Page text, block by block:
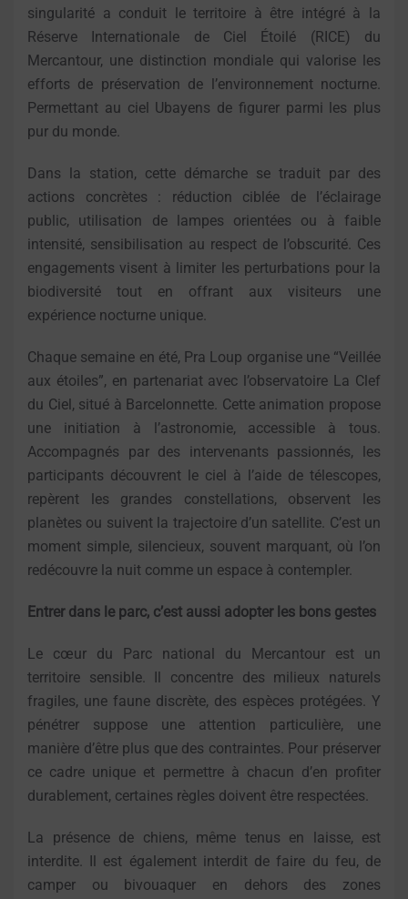
singularité a conduit le territoire à être intégré à la
Réserve Internationale de Ciel Étoilé (RICE) du
Mercantour, une distinction mondiale qui valorise les
efforts de préservation de l’environnement nocturne.
Permettant au ciel Ubayens de figurer parmi les plus
pur du monde.
Dans la station, cette démarche se traduit par des
actions concrètes : réduction ciblée de l’éclairage
public, utilisation de lampes orientées ou à faible
intensité, sensibilisation au respect de l’obscurité. Ces
engagements visent à limiter les perturbations pour la
biodiversité tout en offrant aux visiteurs une
expérience nocturne unique.
Chaque semaine en été, Pra Loup organise une “Veillée
aux étoiles”, en partenariat avec l’observatoire La Clef
du Ciel, situé à Barcelonnette. Cette animation propose
une initiation à l’astronomie, accessible à tous.
Accompagnés par des intervenants passionnés, les
participants découvrent le ciel à l’aide de télescopes,
repèrent les grandes constellations, observent les
planètes ou suivent la trajectoire d’un satellite. C’est un
moment simple, silencieux, souvent marquant, où l’on
redécouvre la nuit comme un espace à contempler.
Entrer dans le parc, c’est aussi adopter les bons gestes
Le cœur du Parc national du Mercantour est un
territoire sensible. Il concentre des milieux naturels
fragiles, une faune discrète, des espèces protégées. Y
pénétrer suppose une attention particulière, une
manière d’être plus que des contraintes. Pour préserver
ce cadre unique et permettre à chacun d’en profiter
durablement, certaines règles doivent être respectées.
La présence de chiens, même tenus en laisse, est
interdite. Il est également interdit de faire du feu, de
camper ou bivouaquer en dehors des zones